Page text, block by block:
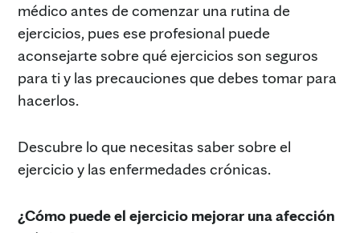
médico antes de comenzar una rutina de
ejercicios, pues ese profesional puede
aconsejarte sobre qué ejercicios son seguros
para ti y las precauciones que debes tomar para
hacerlos.
Descubre lo que necesitas saber sobre el
ejercicio y las enfermedades crónicas.
¿Cómo puede el ejercicio mejorar una afección